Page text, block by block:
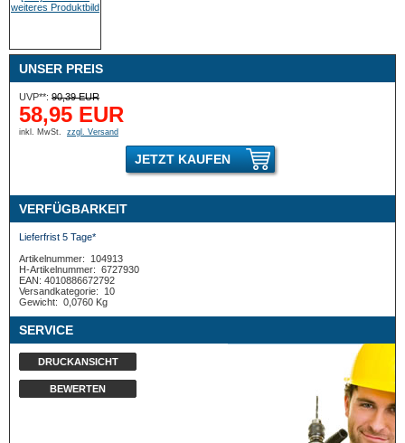
UNSER PREIS
UVP**: 90,39 EUR
58,95 EUR
inkl. MwSt. zzgl. Versand
JETZT KAUFEN
VERFÜGBARKEIT
Lieferfrist 5 Tage*
Artikelnummer:
104913
H-Artikelnummer: 6727930
EAN: 4010886672792
Versandkategorie:
10
Gewicht: 0,0760 Kg
SERVICE
DRUCKANSICHT
BEWERTEN